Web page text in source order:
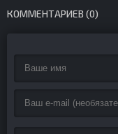
КОММЕНТАРИЕВ (0)